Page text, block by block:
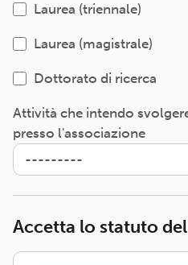
Laurea (triennale)
Laurea (magistrale)
Dottorato di ricerca
Attività che intendo
presso l'associazione
Accetta lo statuto